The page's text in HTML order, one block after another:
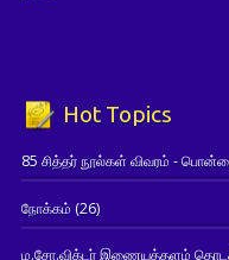
Hot Topics
85 சித்தர் நூல்கள் விவரம் -
நோக்கம் (26)
ம.சோ.விக்டர் இணையத்தளம்